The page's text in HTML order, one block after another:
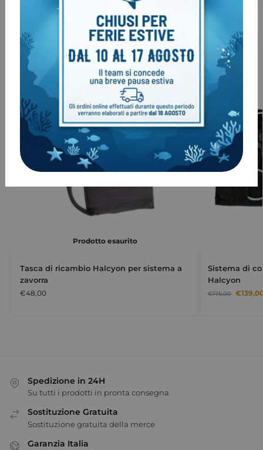
Clienti come te, hanno acquistato
anche:
Prodotto esaurito
Tasca di ricambio Halcyon per sistema a
zavorra
€48,00
-21%
Sistema di
Halcyon
€175,00 €
Spedizione in 24H
Su tutti i prodotti in pronta consegna
Sostituzione Gratuita
Sostituzione gratuita della merce
Garanzia Italia